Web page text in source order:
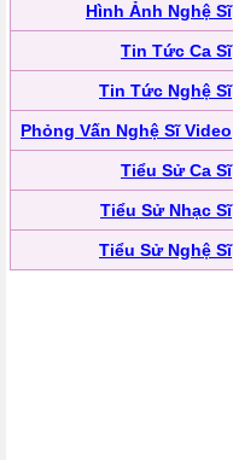
Hình Ảnh Nghệ Sĩ
Tin Tức Ca Sĩ
Tin Tức Nghệ Sĩ
Phỏng Vấn Nghệ Sĩ Video
Tiểu Sử Ca Sĩ
Tiểu Sử Nhạc Sĩ
Tiểu Sử Nghệ Sĩ